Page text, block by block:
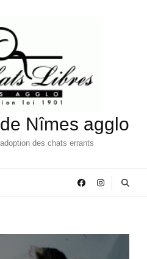
Nîmes agglo
des chats errants